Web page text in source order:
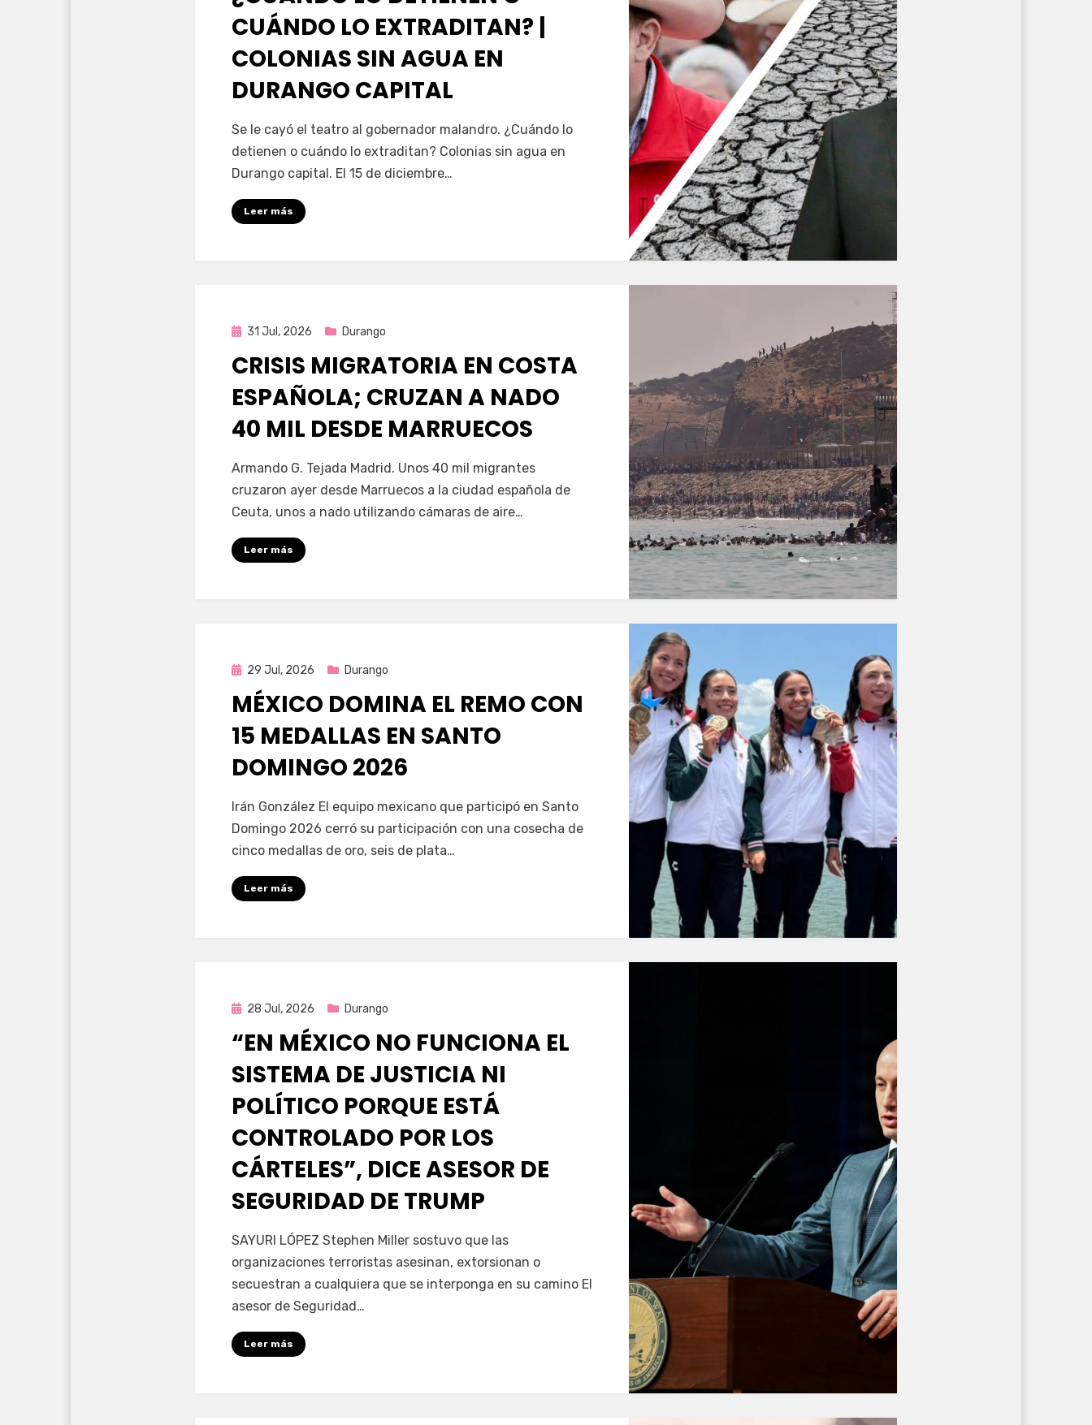
CUÁNDO LO EXTRADITAN? |
COLONIAS SIN AGUA EN
DURANGO CAPITAL
porFernando Miranda Servín
Se le cayó el teatro al gobernador malandro. ¿Cuándo lo
detienen o cuándo lo extraditan? Colonias sin agua en
Durango capital. El 15 de diciembre…
Leer más
Publicada
31 Jul, 2026 Durango
CRISIS MIGRATORIA EN COSTA
ESPAÑOLA; CRUZAN A NADO
40 MIL DESDE MARRUECOS
porFernando Miranda Servín
Armando G. Tejada Madrid. Unos 40 mil migrantes
cruzaron ayer desde Marruecos a la ciudad española de
Ceuta, unos a nado utilizando cámaras de aire…
Leer más
Publicada
29 Jul, 2026 Durango
MÉXICO DOMINA EL REMO CON
15 MEDALLAS EN SANTO
DOMINGO 2026
porFernando Miranda Servín
Irán González El equipo mexicano que participó en Santo
Domingo 2026 cerró su participación con una cosecha de
cinco medallas de oro, seis de plata…
Leer más
Publicada
28 Jul, 2026 Durango
“EN MÉXICO NO FUNCIONA EL
SISTEMA DE JUSTICIA NI
POLÍTICO PORQUE ESTÁ
CONTROLADO POR LOS
CÁRTELES”, DICE ASESOR DE
SEGURIDAD DE TRUMP
porFernando Miranda Servín
SAYURI LÓPEZ Stephen Miller sostuvo que las
organizaciones terroristas asesinan, extorsionan o
secuestran a cualquiera que se interponga en su camino El
asesor de Seguridad…
Leer más